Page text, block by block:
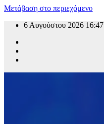
Μετάβαση στο περιεχόμενο
6 Αυγούστου 2026 16:47